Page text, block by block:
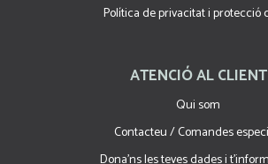
Política de privacitat i protecció
ATENCIÓ AL CLIENT
Qui som
Contacteu / Comandes